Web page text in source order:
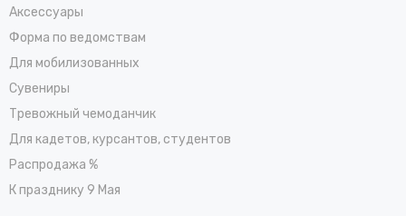
Аксессуары
Форма по ведомствам
Для мобилизованных
Сувениры
Тревожный чемоданчик
Для кадетов, курсантов, студентов
Распродажа %
К празднику 9 Мая